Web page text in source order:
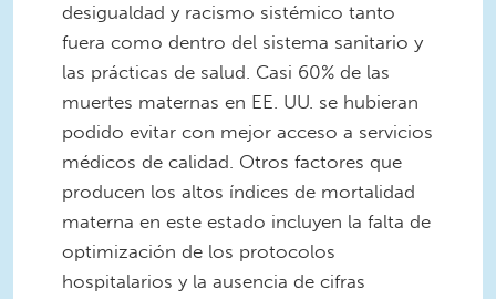
desigualdad y racismo sistémico tanto
fuera como dentro del sistema sanitario y
las prácticas de salud. Casi 60% de las
muertes maternas en EE. UU. se hubieran
podido evitar con mejor acceso a servicios
médicos de calidad. Otros factores que
producen los altos índices de mortalidad
materna en este estado incluyen la falta de
optimización de los protocolos
hospitalarios y la ausencia de cifras